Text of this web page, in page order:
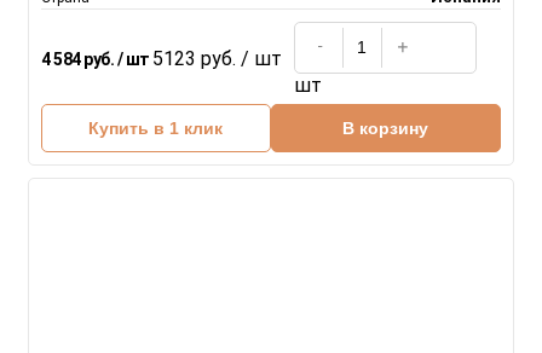
4 584 руб. / шт 5123 руб. / шт
шт
Купить в 1 клик В корзину